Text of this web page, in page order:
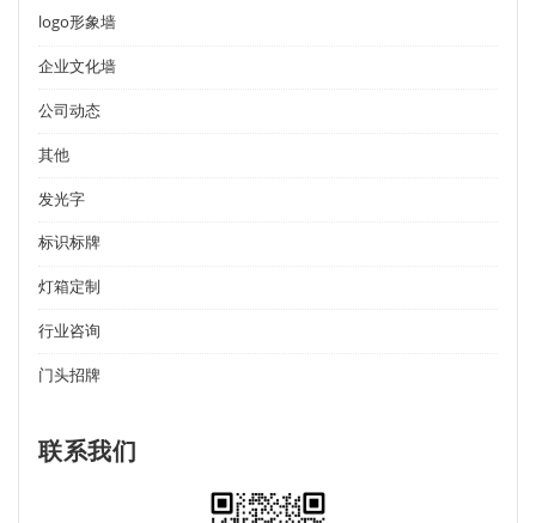
logo形象墙
企业文化墙
公司动态
其他
发光字
标识标牌
灯箱定制
行业咨询
门头招牌
联系我们